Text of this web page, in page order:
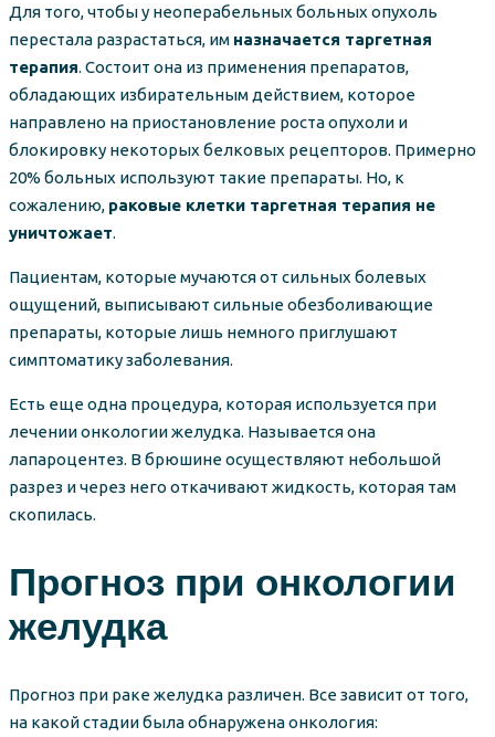
Для того, чтобы у неоперабельных больных опухоль
перестала разрастаться, им назначается таргетная
терапия. Состоит она из применения препаратов,
обладающих избирательным действием, которое
направлено на приостановление роста опухоли и
блокировку некоторых белковых рецепторов. Примерно
20% больных используют такие препараты. Но, к
сожалению, раковые клетки таргетная терапия не
уничтожает.
Пациентам, которые мучаются от сильных болевых
ощущений, выписывают сильные обезболивающие
препараты, которые лишь немного приглушают
симптоматику заболевания.
Есть еще одна процедура, которая используется при
лечении онкологии желудка. Называется она
лапароцентез. В брюшине осуществляют небольшой
разрез и через него откачивают жидкость, которая там
скопилась.
Прогноз при онкологии
желудка
Прогноз при раке желудка различен. Все зависит от того,
на какой стадии была обнаружена онкология: